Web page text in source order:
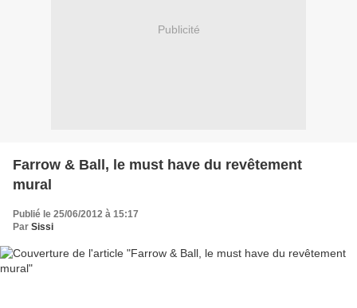
Publicité
Farrow & Ball, le must have du revêtement
mural
Publié le 25/06/2012 à 15:17
Par Sissi